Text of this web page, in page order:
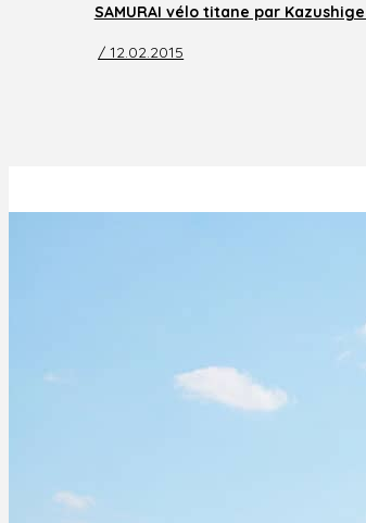
SAMURAI vélo titane par
/ 12.02.2015